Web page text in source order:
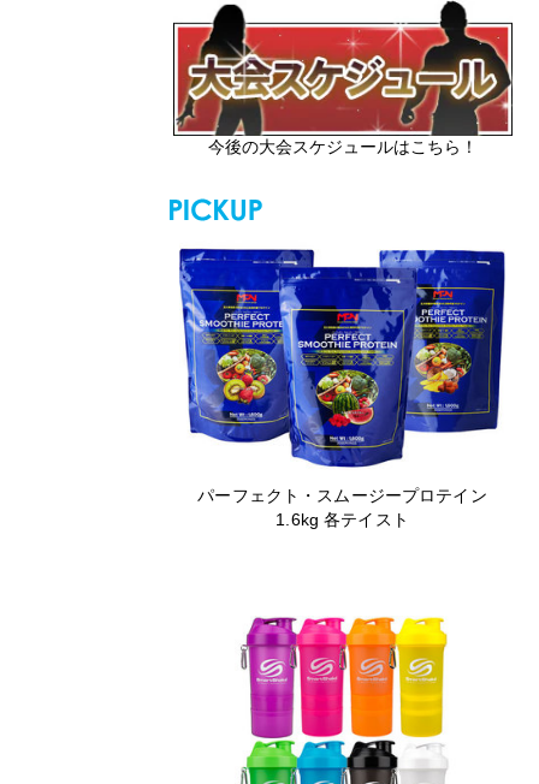
今後の大会スケジュールはこちら！
パーフェクト・スムージープロテイン
1.6kg 各テイスト